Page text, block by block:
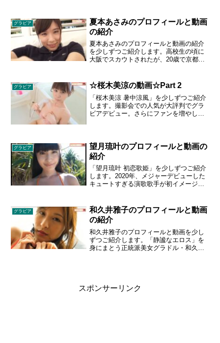
ープを卒業したのち、女優やグラビアア
イドルとして活動。生年月日 1992年4月
30日 出身地 三重県 血液型 B型 身長 158
cm スリーサイズ 88 - 58 - 88 cm カップ
サイズ G
グラビア
夏本あさみのプロフィールと動画
の紹介
夏本あさみのプロフィールと動画の紹介
を少しずつご紹介します。高校生の頃に
大阪でスカウトされたが、20歳で京都か
さみ」として活動することを報告。身体
が柔軟であることがセールスポイント
で、90度腰を反らせるポーズを「あさみ
ライン」と命名している。生年月日 1993
年7月1日 出身地 京都府 血液型 O型 身長
グラビア ☆桜木美涼の動画☆Part 2
「桜木美涼 暑中涼風」を少しずつご紹介
します。撮影会での人気が大評判でグラ
ビアデビュー。さらにファンを増やし現
55cmのクビレ、プリッと張りよし！形よ
し！の82cmの桃尻の持ち主。スタイル抜
群！美涼ちゃんとの甘い二人だけの時間
をお楽しみください。
グラビア
望月琉叶のプロフィールと動画の
紹介
「望月琉叶 初恋歌姫」を少しずつご紹介
します。2020年、メジャーデビューした
キュートすぎる演歌歌手が初イメージを
女。週プレやヤンジャンでも今年グラビ
アが載りました。可愛さと色気が両立す
る彼女が、水着やそれ以上のセクシーポ
ーズにも挑戦して、演歌ファンはドキド
キ。1996年7月15日生まれ／T153.5、
B83・W58・H82／神奈川県出身／A型
グラビア
和久井雅子のプロフィールと動画
の紹介
和久井雅子のプロフィールと動画を少し
ずつご紹介します。「静謐なエロス」を
身にまとう正統派美女グラドル・和久井
ぎ、一度見たら好きになる和久井雅子の
魅力をたっぷりと収録！
スポンサーリンク